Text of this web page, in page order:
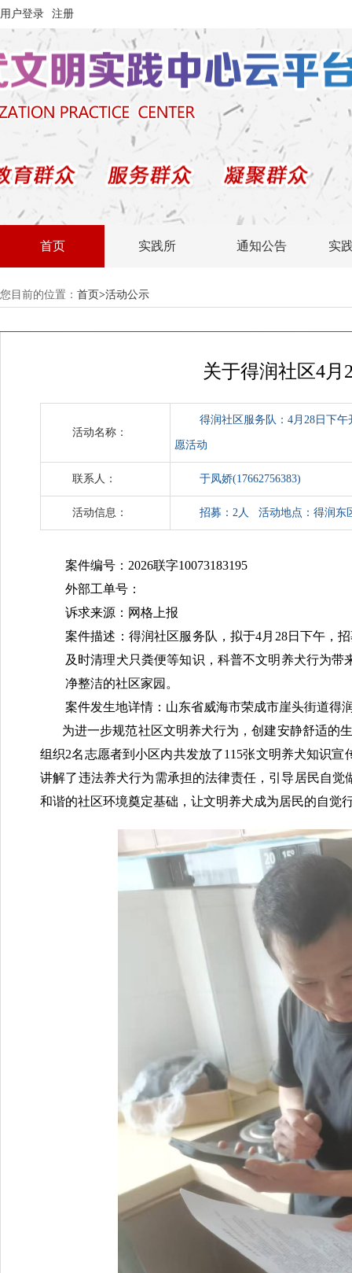
用户登录 注册
首页 实践所 通知公告 实
您目前的位置： 首页>活动公示
关于得润社区4
活动名称：
得润社区服务队：4月28日下
愿活动
联系人： 于凤娇(17662756383)
活动信息： 招募：2人 活动地点：得润东
案件编号：2026联字10073183195
外部工单号：
诉求来源：网格上报
案件描述：得润社区服务队，拟于4月28日下午，
及时清理犬只粪便等知识，科普不文明养犬行为
净整洁的社区家园。
案件发生地详情：山东省威海市荣成市崖头街道得
为进一步规范社区文明养犬行为，创建安静舒适的
组织2名志愿者到小区内共发放了115张文明养犬知识
讲解了违法养犬行为需承担的法律责任，引导居民自
和谐的社区环境奠定基础，让文明养犬成为居民的自觉